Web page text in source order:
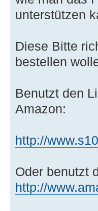
unterstützen
Diese Bitte
bestellen
Benutzt den
Amazon:
http://
Oder benutzt
http://